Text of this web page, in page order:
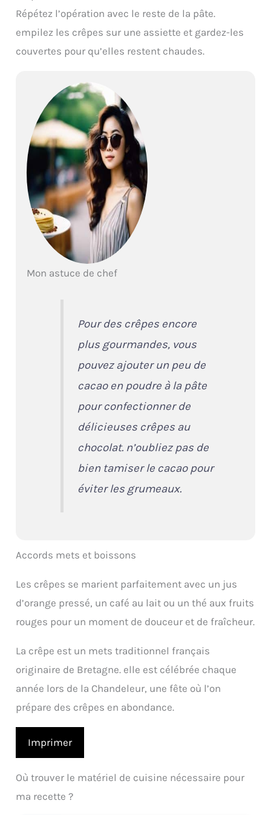
Répétez l’opération avec le reste de la pâte.
empilez les crêpes sur une assiette et gardez-les
couvertes pour qu’elles restent chaudes.
Mon astuce de chef
Pour des crêpes encore
plus gourmandes, vous
pouvez ajouter un peu de
cacao en poudre à la pâte
pour confectionner de
délicieuses crêpes au
chocolat. n’oubliez pas de
bien tamiser le cacao pour
éviter les grumeaux.
Accords mets et boissons
Les crêpes se marient parfaitement avec un jus
d’orange pressé, un café au lait ou un thé aux fruits
rouges pour un moment de douceur et de fraîcheur.
La crêpe est un mets traditionnel français
originaire de Bretagne. elle est célébrée chaque
année lors de la Chandeleur, une fête où l’on
prépare des crêpes en abondance.
Imprimer
Où trouver le matériel de cuisine nécessaire pour
ma recette ?